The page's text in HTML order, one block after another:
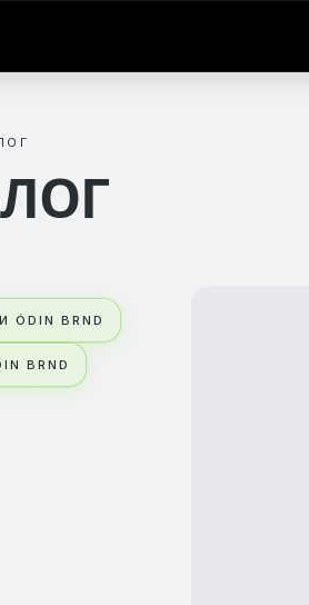
ÓDIN BRND
BRND